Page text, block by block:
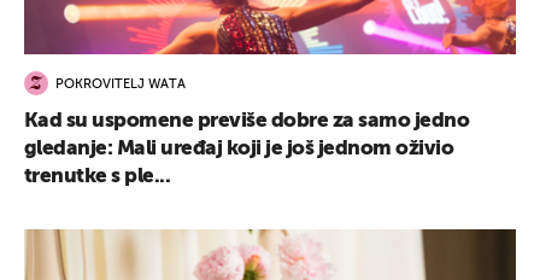
POKROVITELJ WATA
Kad su uspomene previše dobre za samo jedno
gledanje: Mali uređaj koji je još jednom oživio
trenutke s ple...